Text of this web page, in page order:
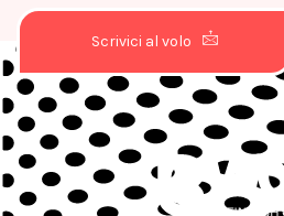
Scrivici al volo